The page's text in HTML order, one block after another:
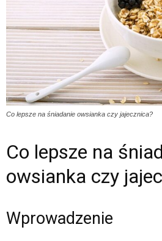
Co lepsze na śniadanie owsianka czy jajecznica?
Co lepsze na
owsianka czy
Wprowadzenie